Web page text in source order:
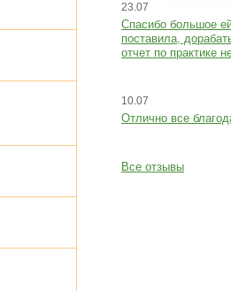
23.07
Cпасибо большое
поставила,
отчет по практике
10.07
Отлично все
Все отзывы